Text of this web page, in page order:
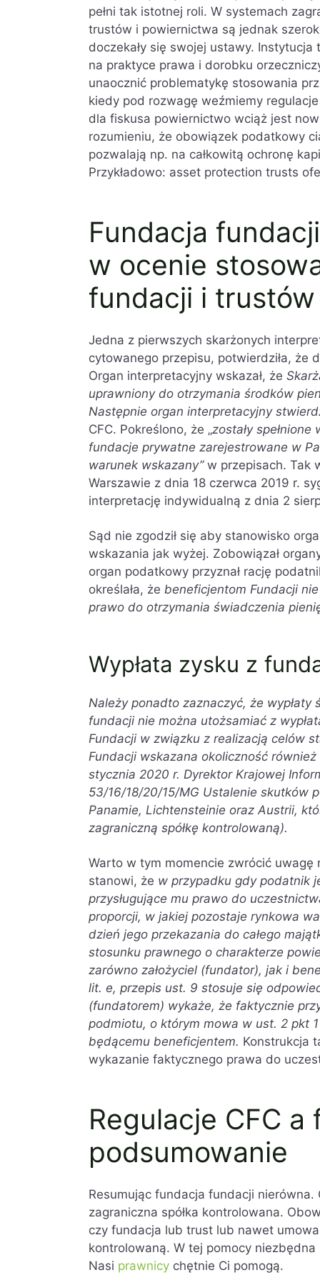
pełni tak istotnej roli. W systemach
trustów i powiernictwa są jednak
doczekały się swojej ustawy.
na praktyce prawa i dorobku
unaocznić problematykę stosowania
kiedy pod rozwagę weźmiemy
dla fiskusa powiernictwo wciąż jest
rozumieniu, że obowiązek podatkowy
pozwalają np. na całkowitą ochronę
Przykładowo: asset protection trusts
Fundacja
w ocenie
fundacji i trustów
Jedna z pierwszych skarżonych
cytowanego przepisu, potwierdziła, że
Organ interpretacyjny wskazał, że
uprawniony do otrzymania środków
Następnie organ interpretacyjny
CFC. Pokreślono, że „zostały
fundacje prywatne zarejestrowane w
warunek wskazany” w przepisach. Tak
Warszawie z dnia 18 czerwca 2019 r.
interpretację indywidualną z dnia 2
Sąd nie zgodził się aby stanowisko
wskazania jak wyżej. Zobowiązał
organ podatkowy przyznał rację
określała, że beneficjentom Fundacji
prawo do otrzymania świadczenia
Wypłata zysku z
Należy ponadto zaznaczyć, że
fundacji nie można utożsamiać z
Fundacji w związku z realizacją celów
Fundacji wskazana okoliczność
stycznia 2020 r. Dyrektor Krajowej
53/16/18/20/15/MG Ustalenie skutków
Panamie, Lichtensteinie oraz Austrii,
zagraniczną spółkę kontrolowaną).
Warto w tym momencie zwrócić
stanowi, że w przypadku gdy podatnik
przysługujące mu prawo do
proporcji, w jakiej pozostaje rynkowa
dzień jego przekazania do całego
stosunku prawnego o charakterze
zarówno założyciel (fundator), jak i
lit. e, przepis ust. 9 stosuje się
(fundatorem) wykaże, że faktycznie
podmiotu, o którym mowa w ust. 2 pkt
będącemu beneficjentem. Konstrukcja
wykazanie faktycznego prawa do
Regulacje CFC
podsumowanie
Resumując fundacja fundacji
zagraniczna spółka kontrolowana.
czy fundacja lub trust lub nawet
kontrolowaną. W tej pomocy
Nasi prawnicy chętnie Ci pomogą.